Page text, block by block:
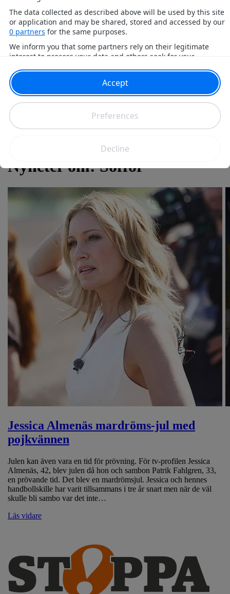
Senaste nytt
Svenskt
Kungligt
Politik
Vi avslöjar
Kändisar A-Ö
Kontakta oss
Annonsera
Arkiv
Nyheter om:Soffor
Jessica Almenäs mardröms-jul med
pojkvännen
Julen kan även vara en tid för prövning. För tv-profilen Jessica
Almenäs, 42, blev julen då hon och sambon Patrik Fahlgren, 33,
en prövande tid. Det blev en mardrömsjul. Jessica och hennes
handbollskille har varit tillsammans i tre år snart men när de väl
skulle bli sambo var det inte…
Läs vidare